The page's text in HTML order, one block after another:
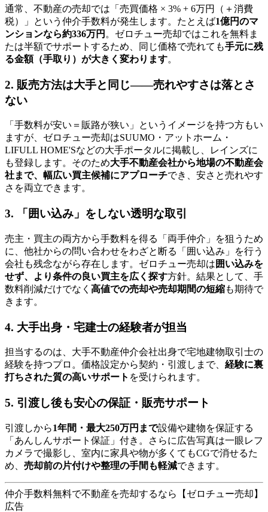
通常、不動産の売却では「売買価格 × 3% + 6万円（＋消費
税）」という仲介手数料が発生します。たとえば1億円のマ
ンションなら約336万円 。ゼロチュー売却ではこれを無料ま
たは半額でサポートするため、同じ価格で売れても手元に残
る金額（手取り）が大きく変わります。
2. 販売方法は大手と同じ——売れやすさは落とさ
ない
「手数料が安い＝販路が狭い」というイメージを持つ方もい
ますが、ゼロチュー売却はSUUMO・アットホーム・
LIFULL HOME'Sなどの大手ポータルに掲載し、レインズに
も登録します。そのため大手不動産会社から地場の不動産会
社まで、幅広い買主候補にアプローチでき、安さと売れやす
さを両立できます。
3. 「囲い込み」をしない透明な取引
売主・買主の両方から手数料を得る「両手仲介」を狙うため
に、他社からの問い合わせをわざと断る「囲い込み」を行う
会社も残念ながら存在します。ゼロチュー売却は 囲い込みを
せず、より条件の良い買主を広く探す方針。結果として、手
数料削減だけでなく 高値での売却や売却期間の短縮も期待で
きます。
4. 大手出身・宅建士の経験者が担当
担当するのは、大手不動産仲介会社出身で宅地建物取引士の
経験を持つプロ。価格設定から契約・引渡しまで、 経験に裏
打ちされた質の高いサポート を受けられます。
5. 引渡し後も安心の保証・販売サポート
引渡しから1年間・最大250万円まで設備や建物を保証する
「あんしんサポート保証」付き。さらに広告写真は一眼レフ
カメラで撮影し、室内に家具や物が多くてもCGで消せるた
め、 売却前の片付けや整理の手間も軽減できます。
仲介手数料無料で不動産を売却するなら【ゼロチュー売却】
広告